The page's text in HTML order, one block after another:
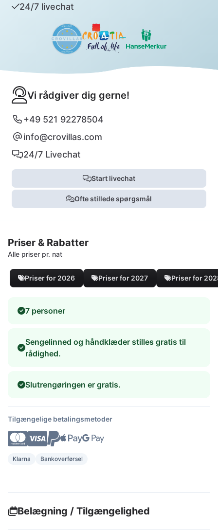
24/7 livechat
Vi rådgiver dig gerne!
+49 521 92278504
info@crovillas.com
24/7 Livechat
Start livechat
Ofte stillede spørgsmål
Priser & Rabatter
Alle priser pr. nat
Priser for 2026 Priser for 2027 Priser for
7 personer
Sengelinned og håndklæder stilles gratis til
rådighed.
Slutrengøringen er gratis.
Tilgængelige betalingsmetoder
Klarna Bankoverførsel
Belægning / Tilgængelighed